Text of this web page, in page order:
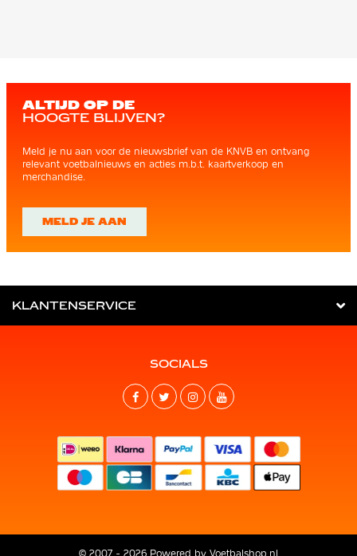
ALTIJD OP DE
HOOGTE BLIJVEN?
Meld je nu aan voor de nieuwsbrief van de KNVB en ontvang
relevant voetbalnieuws en acties m.b.t. kaartverkoop en
merchandise.
MELD JE AAN
KLANTENSERVICE
SOCIALS
© 2007 - 2026 Powered by Voetbalshop.nl